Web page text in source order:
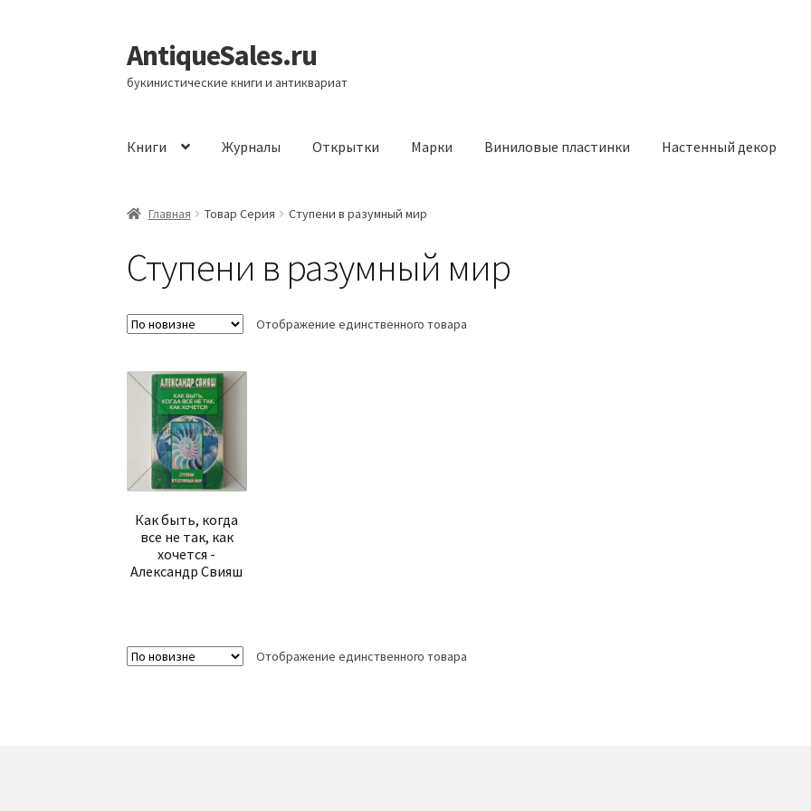
Перейти
к
навигации
Перейти
к
содержимому
AntiqueSales.ru
букинистические книги и антиквариат
Книги Журналы Открытки Марки Виниловые пластинки Настенный декор
ГлавнаяГлавная Товар Серия Ступени в разумный мир
Ступени в разумный мир
Отображение единственного товара
Как быть, когда
все не так, как
хочется -
Александр Свияш
Отображение единственного товара